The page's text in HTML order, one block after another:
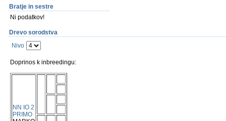
Bratje in sestre
Ni podatkov!
Drevo sorodstva
Nivo
Doprinos k inbreedingu:
NN IO 2
PRIMO